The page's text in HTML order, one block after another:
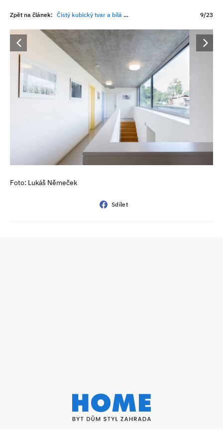
Zpět na článek: Čistý kubický tvar a bílá barva: Rodinný dům v brněnském Komíně 9/23
Foto: Lukáš Němeček
Sdílet